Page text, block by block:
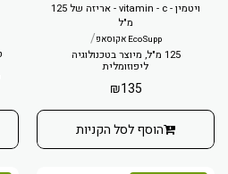
ויטמין - vitamin - c - אריזה של 125
מ"ל
EcoSupp אקוסאפ /
125 מ"ל, מיוצר בטכנולוגיה
ליפוזומלית
₪135
הוסף לסל הקניות